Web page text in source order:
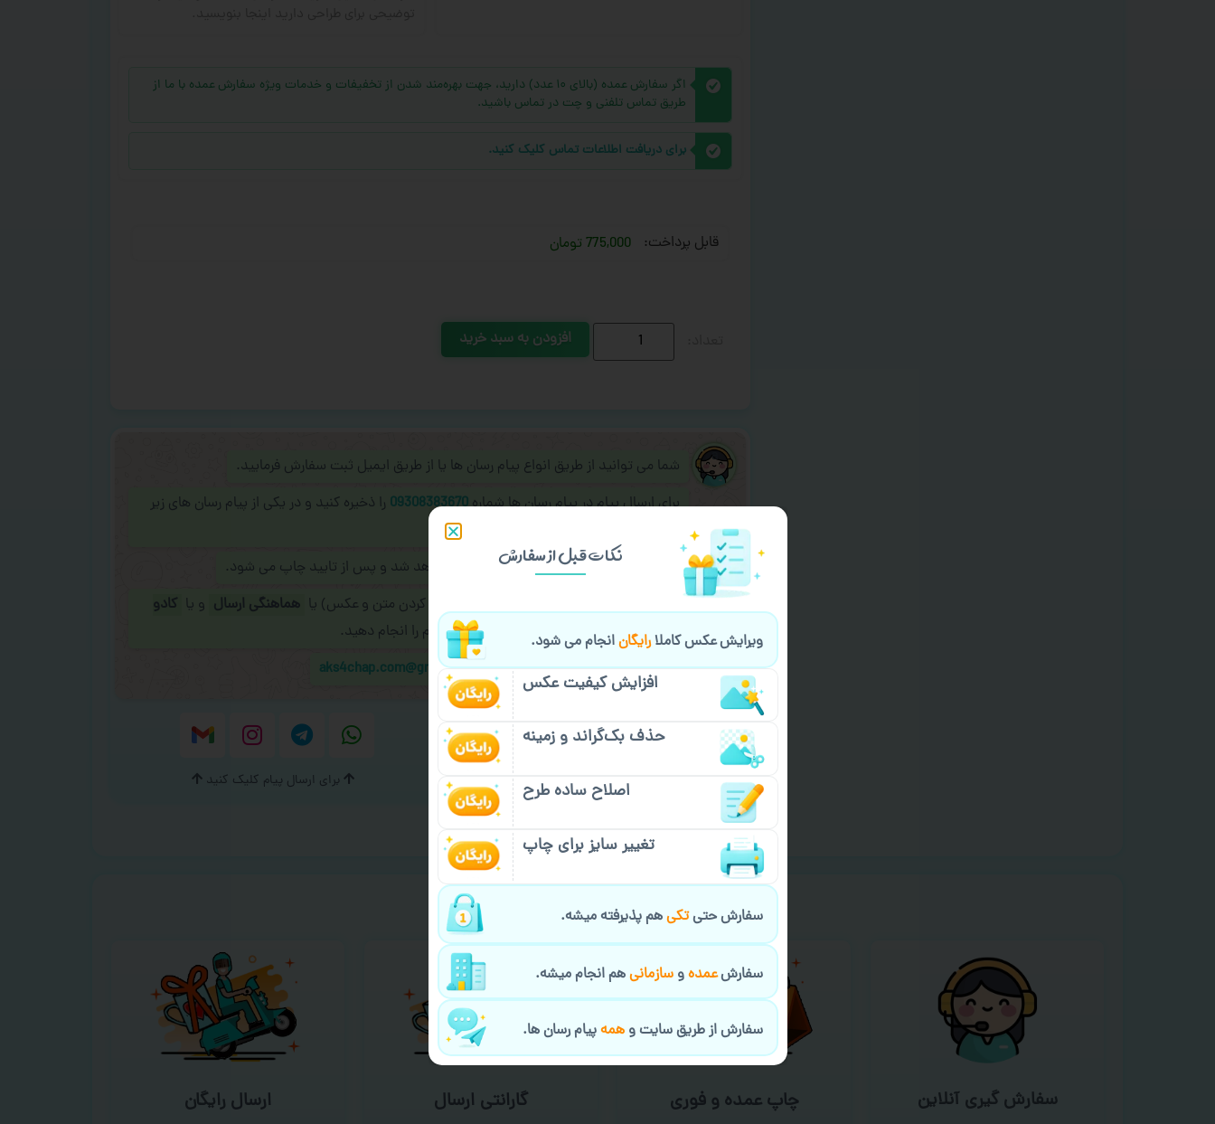
اگر سفارش عمده (بالای ۱۰ عدد) دارید، جهت بهره‌مند شدن از تخفیفات و خدمات ویژه سفارش عمده با ما از
طریق تماس تلفنی و چت در تماس باشید.
برای دریافت اطلاعات تماس کلیک کنید.
قابل پرداخت: 775,000 تومان
افزودن به سبد خرید
شما می توانید از طریق انواع پیام رسان ها یا از طریق ایمیل ثبت سفارش فرمایید.
برای ارسال پیام در پیام رسان ها شماره09308383670 را ذخیره کنید و در یکی از پیام رسان های زیر
طراحی نهایی قبل از چاپ برای شما ارسال خواهد شد و پس از تایید چاپ می شود.
(اضافه کردن متن و عکس) یا هماهنگی ارسال و یا کادو
کردن سفارش با اپراتو عکسچاپ هماهنگی لازم را انجام دهید.
ایمیل جهت ثبت یا پیگیری سفارش:aks4chap.com@gmail.com
برای ارسال پیام کلیک کنید
خیالت راحت از سفارش گیری
سفارش گیری آنلاین چاپ عمده و فوری گارانتی ارسال ارسال رایگان
نکات قبل از سفارش
ویرایش عکس کاملارایگانانجام می شود.
افزایش کیفیت عکس
حذف بک‌گراند و زمینه
اصلاح ساده طرح
تغییر سایز برای چاپ
سفارش حتیتکیهم پذیرفته میشه.
سفارشعمدهوسازمانیهم انجام میشه.
سفارش از طریق سایت وهمهپیام رسان ها.